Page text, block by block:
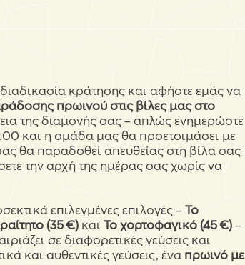
κράτησης και αφήστε εμάς να
πρωινού στις βίλες μας στο
της διαμονής σας – απλώς ενημερώστε
και η ομάδα μας θα προετοιμάσει με
θα παραδοθεί απευθείας στη βίλα σας
την αρχή της ημέρας σας χωρίς να
επιλεγμένες επιλογές –Το
(35 €)και Το χορτοφαγικό (45 €)–
σε διαφορετικές γεύσεις και
και αυθεντικές γεύσεις, ένα πρωινό με